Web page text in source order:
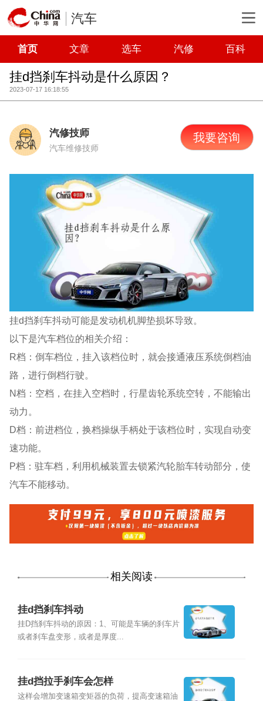
汽车
首页 文章 选车 汽修 百科
挂d挡刹车抖动是什么原因？
2023-07-17 16:18:55
汽修技师
汽车维修技师
我要咨询
挂d挡刹车抖动可能是发动机机脚垫损坏导致。
以下是汽车档位的相关介绍：
R档：倒车档位，挂入该档位时，就会接通液压系统倒档油
路，进行倒档行驶。
N档：空档，在挂入空档时，行星齿轮系统空转，不能输出
动力。
D档：前进档位，换档操纵手柄处于该档位时，实现自动变
速功能。
P档：驻车档，利用机械装置去锁紧汽轮胎车转动部分，使
汽车不能移动。
相关阅读
挂d挡刹车抖动
挂D挡刹车抖动的原因：1、可能是车辆的刹车片
或者刹车盘变形，或者是厚度...
挂d挡拉手刹车会怎样
这样会增加变速箱变矩器的负荷，提高变速箱油